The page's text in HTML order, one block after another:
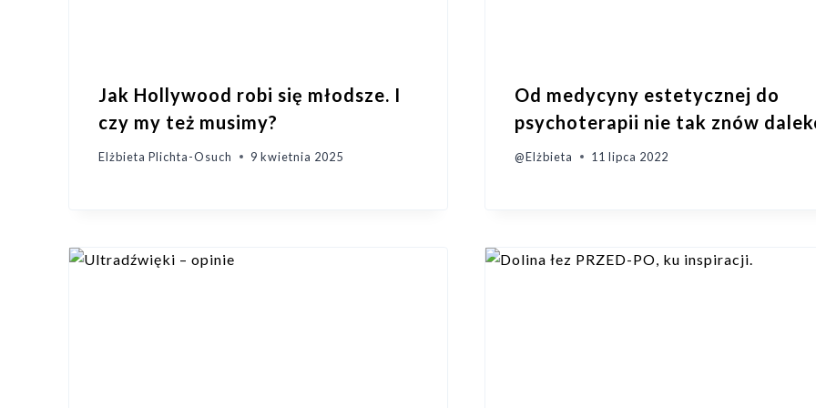
Jak Hollywood robi się młodsze. I
czy my też musimy?
Elżbieta Plichta-Osuch 9 kwietnia 2025
Od medycyny estetycznej do
psychoterapii nie tak znów
@Elżbieta 11 lipca 2022